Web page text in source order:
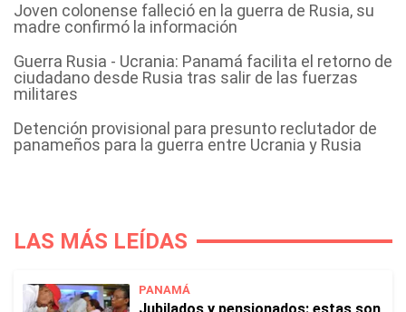
Joven colonense falleció en la guerra de Rusia, su
madre confirmó la información
Guerra Rusia - Ucrania: Panamá facilita el retorno de
ciudadano desde Rusia tras salir de las fuerzas
militares
Detención provisional para presunto reclutador de
panameños para la guerra entre Ucrania y Rusia
LAS MÁS LEÍDAS
PANAMÁ